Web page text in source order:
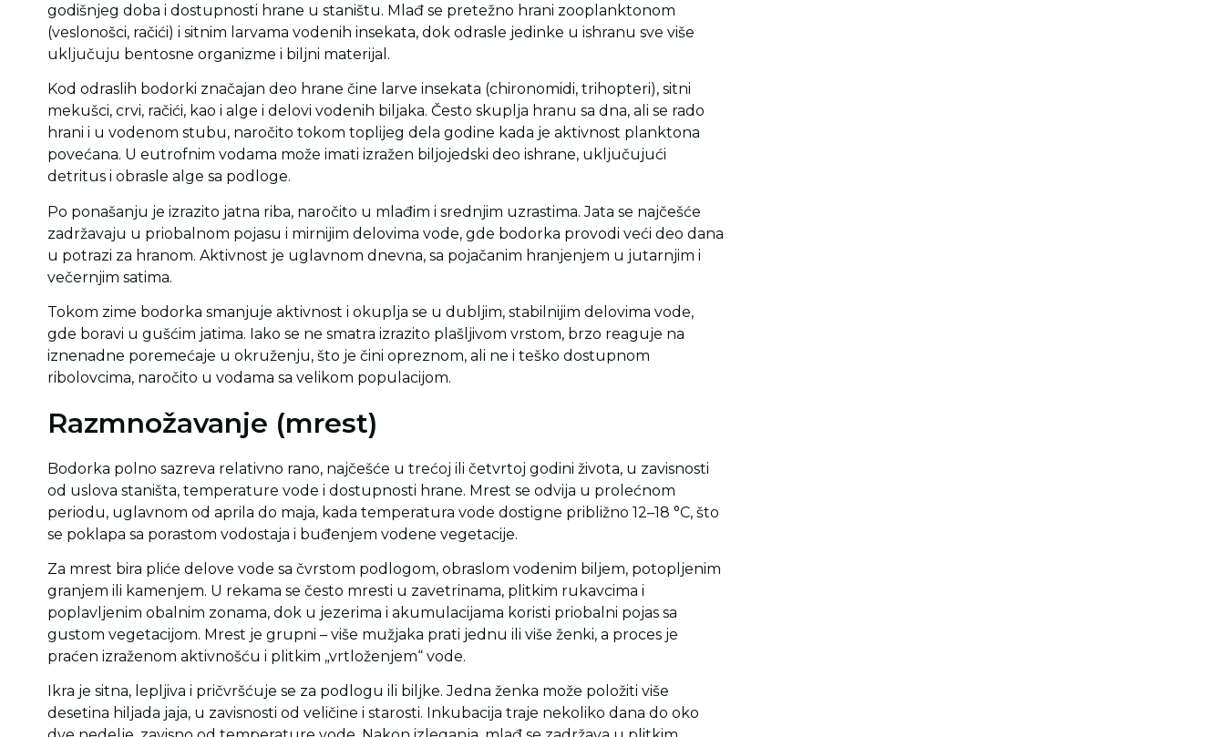
godišnjeg doba i dostupnosti hrane u staništu. Mlađ se pretežno hrani zooplanktonom
(veslonošci, račići) i sitnim larvama vodenih insekata, dok odrasle jedinke u ishranu sve više
uključuju bentosne organizme i biljni materijal.
Kod odraslih bodorki značajan deo hrane čine larve insekata (chironomidi, trihopteri), sitni
mekušci, crvi, račići, kao i alge i delovi vodenih biljaka. Često skuplja hranu sa dna, ali se rado
hrani i u vodenom stubu, naročito tokom toplijeg dela godine kada je aktivnost planktona
povećana. U eutrofnim vodama može imati izražen biljojedski deo ishrane, uključujući
detritus i obrasle alge sa podloge.
Po ponašanju je izrazito jatna riba, naročito u mlađim i srednjim uzrastima. Jata se najčešće
zadržavaju u priobalnom pojasu i mirnijim delovima vode, gde bodorka provodi veći deo dana
u potrazi za hranom. Aktivnost je uglavnom dnevna, sa pojačanim hranjenjem u jutarnjim i
večernjim satima.
Tokom zime bodorka smanjuje aktivnost i okuplja se u dubljim, stabilnijim delovima vode,
gde boravi u gušćim jatima. Iako se ne smatra izrazito plašljivom vrstom, brzo reaguje na
iznenadne poremećaje u okruženju, što je čini opreznom, ali ne i teško dostupnom
ribolovcima, naročito u vodama sa velikom populacijom.
Razmnožavanje (mrest)
Bodorka polno sazreva relativno rano, najčešće u trećoj ili četvrtoj godini života, u zavisnosti
od uslova staništa, temperature vode i dostupnosti hrane. Mrest se odvija u prolećnom
periodu, uglavnom od aprila do maja, kada temperatura vode dostigne približno 12–18 °C, što
se poklapa sa porastom vodostaja i buđenjem vodene vegetacije.
Za mrest bira pliće delove vode sa čvrstom podlogom, obraslom vodenim biljem, potopljenim
granjem ili kamenjem. U rekama se često mresti u zavetrinama, plitkim rukavcima i
poplavljenim obalnim zonama, dok u jezerima i akumulacijama koristi priobalni pojas sa
gustom vegetacijom. Mrest je grupni – više mužjaka prati jednu ili više ženki, a proces je
praćen izraženom aktivnošću i plitkim „vrtloženjem“ vode.
Ikra je sitna, lepljiva i pričvršćuje se za podlogu ili biljke. Jedna ženka može položiti više
desetina hiljada jaja, u zavisnosti od veličine i starosti. Inkubacija traje nekoliko dana do oko